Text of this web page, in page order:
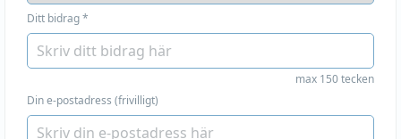
Ditt bidrag*
max 150 tecken
Din e-postadress (frivilligt)